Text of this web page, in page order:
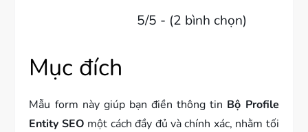
5/5 - (2 bình chọn)
Mục đích
Mẫu form này giúp bạn điền thông tin Bộ Profile
Entity SEO một cách đầy đủ và chính xác, nhằm tối